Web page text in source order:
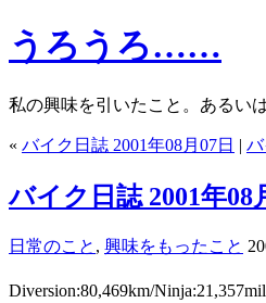
うろうろ……
私の興味を引いたこと。あるい
« バイク日誌 2001年08月07日 | バ
バイク日誌 2001年08
日常のこと , 興味をもったこと
Diversion:80,469km/